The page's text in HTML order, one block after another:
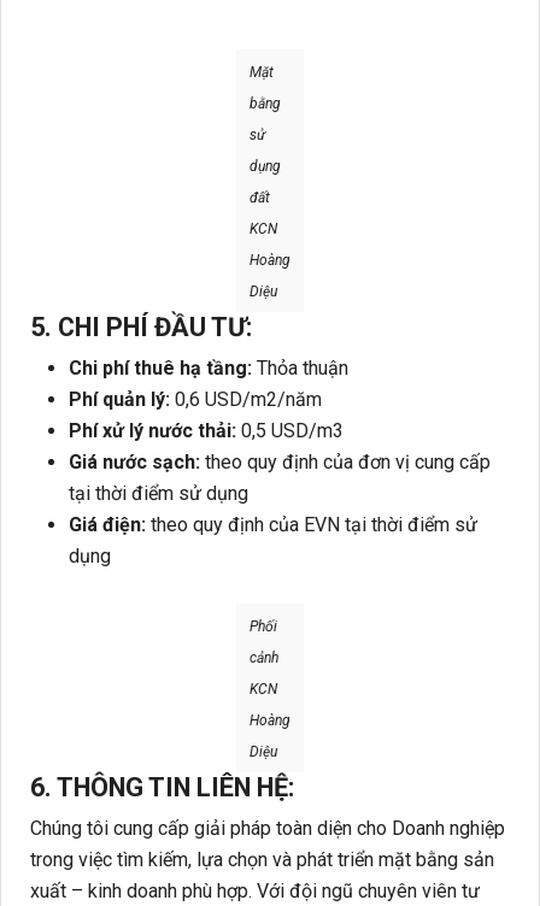
Mặt
bằng
sử
dụng
đất
KCN
Hoàng
Diệu
5. CHI PHÍ ĐẦU TƯ:
Chi phí thuê hạ tầng: Thỏa thuận
Phí quản lý: 0,6 USD/m2/năm
Phí xử lý nước thải: 0,5 USD/m3
Giá nước sạch: theo quy định của đơn vị cung cấp
tại thời điểm sử dụng
Giá điện: theo quy định của EVN tại thời điểm sử
dụng
Phối
cảnh
KCN
Hoàng
Diệu
6. THÔNG TIN LIÊN HỆ:
Chúng tôi cung cấp giải pháp toàn diện cho Doanh nghiệp
trong việc tìm kiếm, lựa chọn và phát triển mặt bằng sản
xuất – kinh doanh phù hợp. Với đội ngũ chuyên viên tư